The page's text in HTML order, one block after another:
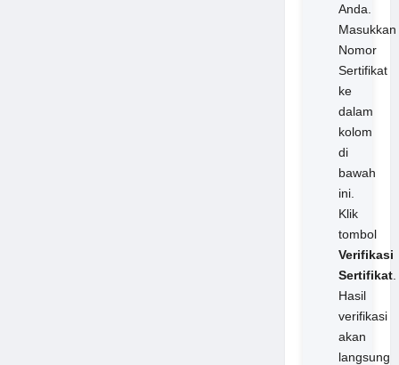
Anda.
Masukkan
Nomor
Sertifikat
ke
dalam
kolom
di
bawah
ini.
Klik
tombol
Verifikasi
Sertifikat.
Hasil
verifikasi
akan
langsung